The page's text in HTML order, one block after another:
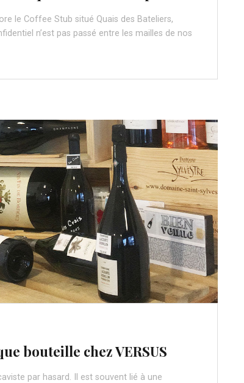
le Coffee Stub situé Quais des Bateliers,
n’est pas passé entre les mailles de nos
bouteille chez VERSUS
par hasard. Il est souvent lié à une